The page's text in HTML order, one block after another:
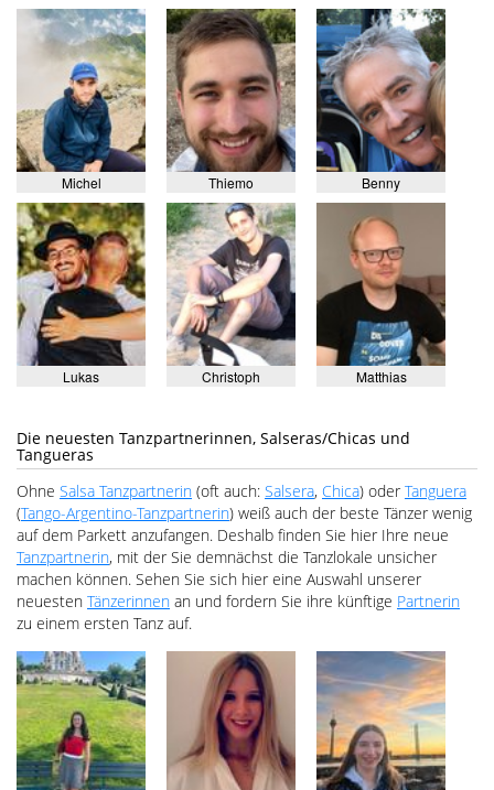
Michel Thiemo Benny
Lukas Christoph Matthias
Die neuesten Tanzpartnerinnen, Salseras/Chicas und
Tangueras
Ohne Salsa Tanzpartnerin (oft auch: Salsera, Chica) oder Tanguera
(Tango-Argentino-Tanzpartnerin) weiß auch der beste Tänzer wenig
auf dem Parkett anzufangen. Deshalb finden Sie hier Ihre neue
Tanzpartnerin, mit der Sie demnächst die Tanzlokale unsicher
machen können. Sehen Sie sich hier eine Auswahl unserer
neuesten Tänzerinnen an und fordern Sie ihre künftige Partnerin
zu einem ersten Tanz auf.